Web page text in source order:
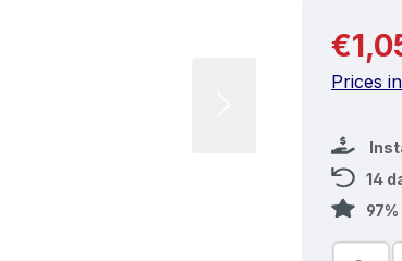
Regular
Prices
14